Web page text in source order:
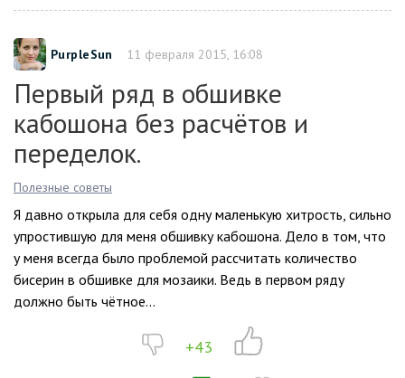
PurpleSun 11 февраля 2015, 16:08
Первый ряд в обшивке
кабошона без расчётов и
переделок.
Полезные советы
Я давно открыла для себя одну маленькую хитрость, сильно
упростившую для меня обшивку кабошона. Дело в том, что
у меня всегда было проблемой рассчитать количество
бисерин в обшивке для мозаики. Ведь в первом ряду
должно быть чётное...
+43